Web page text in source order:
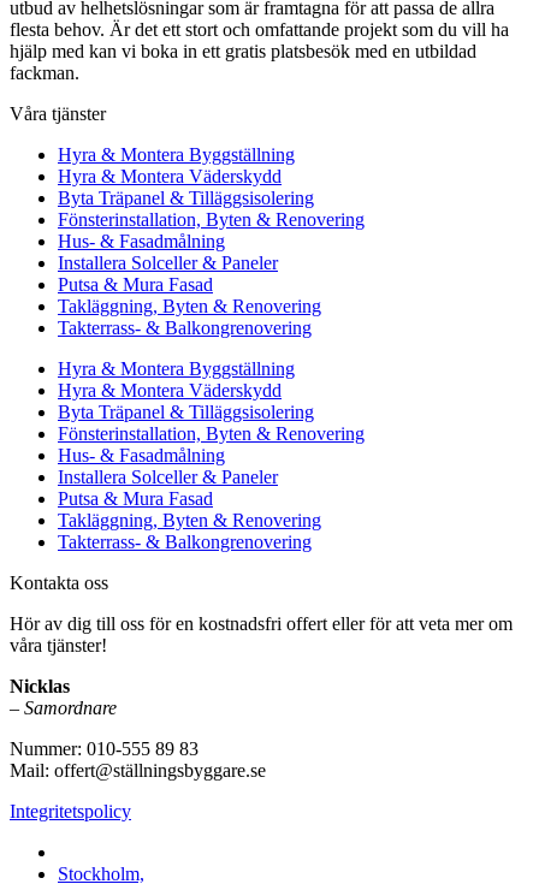
utbud av helhetslösningar som är framtagna för att passa de allra
flesta behov. Är det ett stort och omfattande projekt som du vill ha
hjälp med kan vi boka in ett gratis platsbesök med en utbildad
fackman.
Våra tjänster
Hyra & Montera Byggställning
Hyra & Montera Väderskydd
Byta Träpanel & Tilläggsisolering
Fönsterinstallation, Byten & Renovering
Hus- & Fasadmålning
Installera Solceller & Paneler
Putsa & Mura Fasad
Takläggning, Byten & Renovering
Takterrass- & Balkongrenovering
Hyra & Montera Byggställning
Hyra & Montera Väderskydd
Byta Träpanel & Tilläggsisolering
Fönsterinstallation, Byten & Renovering
Hus- & Fasadmålning
Installera Solceller & Paneler
Putsa & Mura Fasad
Takläggning, Byten & Renovering
Takterrass- & Balkongrenovering
Kontakta oss
Hör av dig till oss för en kostnadsfri offert eller för att veta mer om
våra tjänster!
Nicklas
– Samordnare
Nummer: 010-555 89 83
Mail: offert@ställningsbyggare.se
Integritetspolicy
Stockholm,